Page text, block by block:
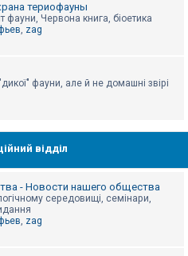
териофауны
Червона книга, біоетика
, zag
фауни, але й не домашні звірі
відділ
- Новости нашего общества
середовищі, семінари,
, zag